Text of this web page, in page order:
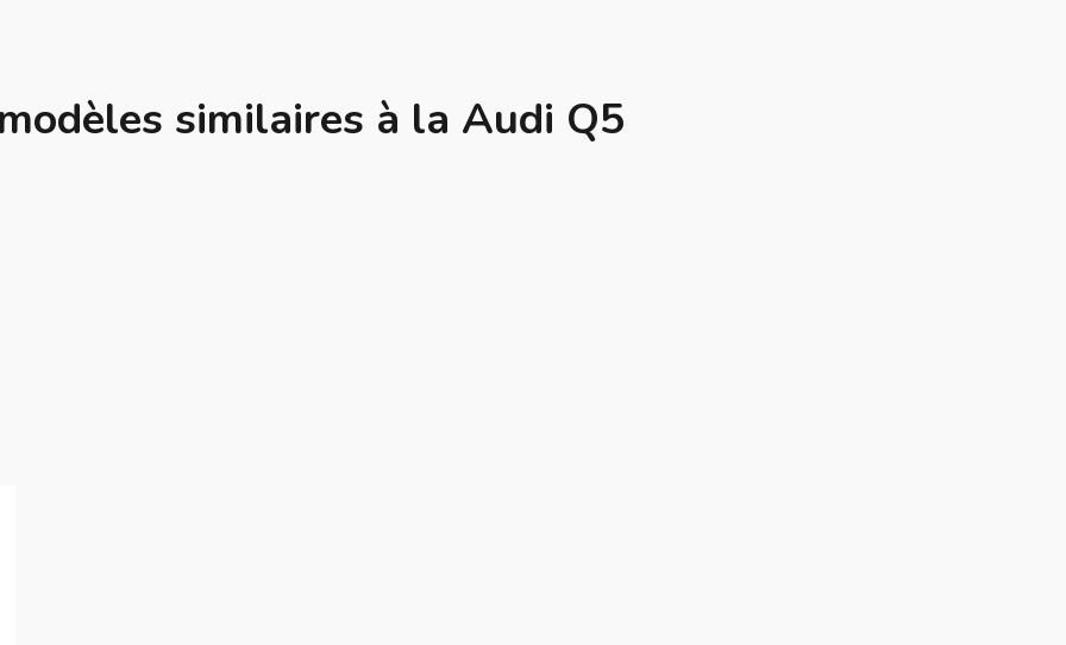
similaires à la Audi Q5